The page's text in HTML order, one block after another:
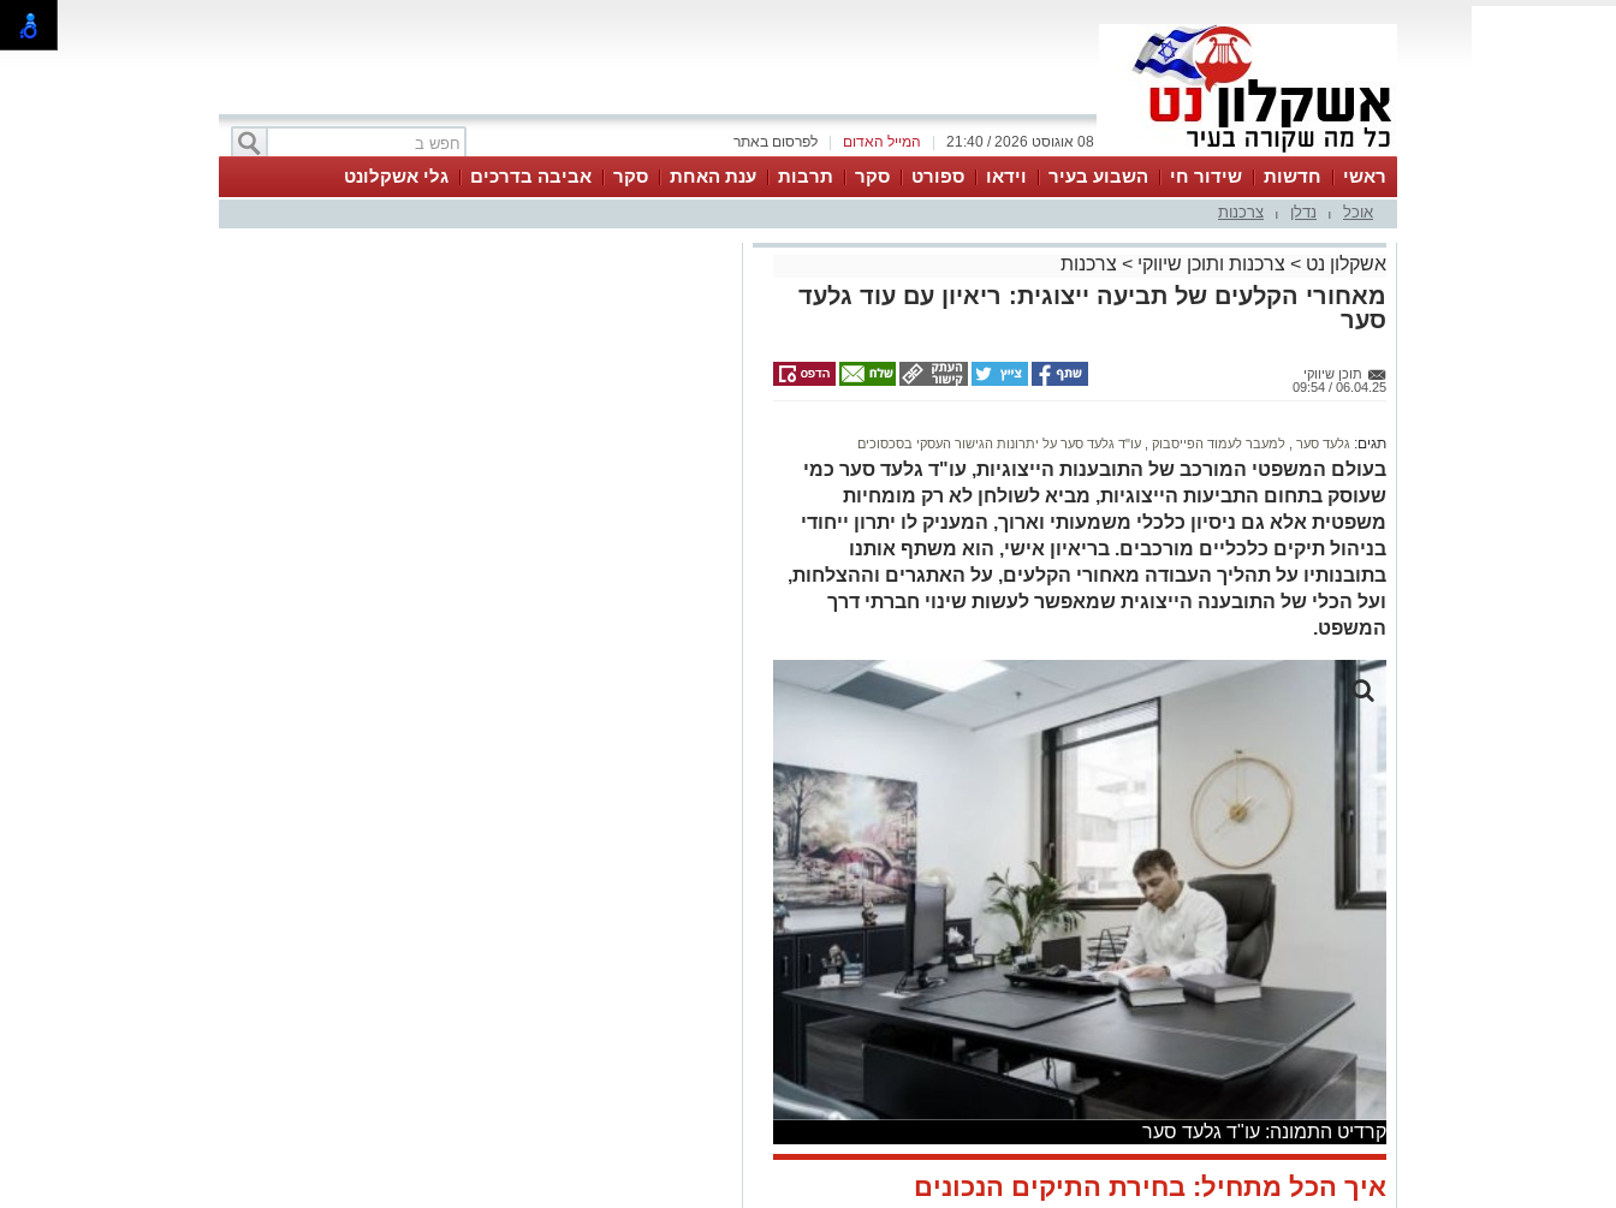
לפרסום באתר המייל האדום 08 אוגוסט 2026 / 21:40
ראשי חדשות שידור חי השבוע בעיר וידאו ספורט סקר תרבות ענת האחת סקר אביבה בדרכים גלי אשקלונט
אוכל נדלן צרכנות
אשקלון נט > צרכנות ותוכן שיווקי > צרכנות
מאחורי הקלעים של תביעה ייצוגית: ריאיון עם עוד גלעד
סער
תוכן שיווקי
06.04.25 / 09:54
תגים: גלעד סער למעבר לעמוד הפייסבוק עו"ד גלעד סער על יתרונות הגישור העסקי בסכסוכים
בעולם המשפטי המורכב של התובענות הייצוגיות, עו"ד גלעד סער כמי
שעוסק בתחום התביעות הייצוגיות, מביא לשולחן לא רק מומחיות
משפטית אלא גם ניסיון כלכלי משמעותי וארוך, המעניק לו יתרון ייחודי
בניהול תיקים כלכליים מורכבים. בריאיון אישי, הוא משתף אותנו
בתובנותיו על תהליך העבודה מאחורי הקלעים, על האתגרים וההצלחות,
ועל הכלי של התובענה הייצוגית שמאפשר לעשות שינוי חברתי דרך
המשפט.
קרדיט התמונה: עו"ד גלעד סער
איך הכל מתחיל: בחירת התיקים הנכונים